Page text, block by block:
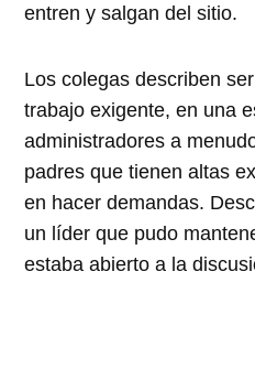
entren y salgan del sitio.
Los colegas describen
trabajo exigente, en una
administradores a
padres que tienen altas
en hacer demandas.
un líder que pudo
estaba abierto a la